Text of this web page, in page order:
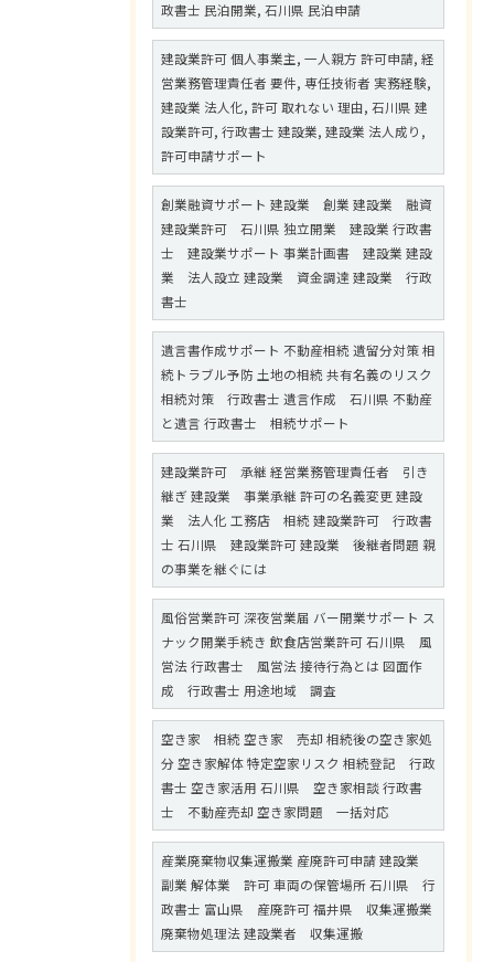
政書士 民泊開業, 石川県 民泊申請
建設業許可 個人事業主, 一人親方 許可申請, 経
営業務管理責任者 要件, 専任技術者 実務経験,
建設業 法人化, 許可 取れない 理由, 石川県 建
設業許可, 行政書士 建設業, 建設業 法人成り,
許可申請サポート
創業融資サポート 建設業 創業 建設業 融資
建設業許可 石川県 独立開業 建設業 行政書
士 建設業サポート 事業計画書 建設業 建設
業 法人設立 建設業 資金調達 建設業 行政
書士
遺言書作成サポート 不動産相続 遺留分対策 相
続トラブル予防 土地の相続 共有名義のリスク
相続対策 行政書士 遺言作成 石川県 不動産
と遺言 行政書士 相続サポート
建設業許可 承継 経営業務管理責任者 引き
継ぎ 建設業 事業承継 許可の名義変更 建設
業 法人化 工務店 相続 建設業許可 行政書
士 石川県 建設業許可 建設業 後継者問題 親
の事業を継ぐには
風俗営業許可 深夜営業届 バー開業サポート ス
ナック開業手続き 飲食店営業許可 石川県 風
営法 行政書士 風営法 接待行為とは 図面作
成 行政書士 用途地域 調査
空き家 相続 空き家 売却 相続後の空き家処
分 空き家解体 特定空家リスク 相続登記 行政
書士 空き家活用 石川県 空き家相談 行政書
士 不動産売却 空き家問題 一括対応
産業廃棄物収集運搬業 産廃許可申請 建設業
副業 解体業 許可 車両の保管場所 石川県 行
政書士 富山県 産廃許可 福井県 収集運搬業
廃棄物処理法 建設業者 収集運搬